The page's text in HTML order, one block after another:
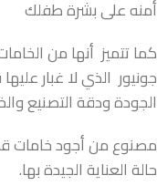
أمنه على بشرة طفلك
كما تتميز أنها من
جونيور الذي لا غبار
الجودة ودقة التصنيع
مصنوع من أجود خامات
حالة العناية الجيدة بها.